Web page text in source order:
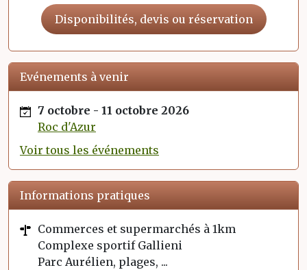
Disponibilités, devis ou réservation
Evénements à venir
7 octobre - 11 octobre 2026
Roc d'Azur
Voir tous les événements
Informations pratiques
Commerces et supermarchés à 1km
Complexe sportif Gallieni
Parc Aurélien, plages, ...